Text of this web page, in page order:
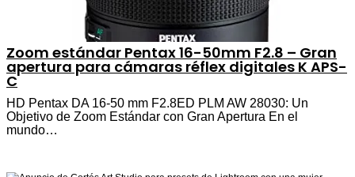
Zoom estándar Pentax 16-50mm F2.8 – Gran
apertura para cámaras réflex digitales K APS-
C
HD Pentax DA 16-50 mm F2.8ED PLM AW 28030: Un
Objetivo de Zoom Estándar con Gran Apertura En el
mundo…